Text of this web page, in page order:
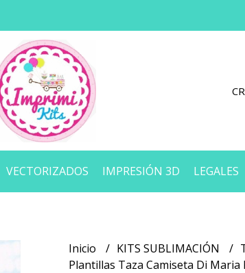
VECTORIZADOS IMPRESIÓN 3D LEGALES
Inicio KITS SUBLIMACIÓN
Plantillas Taza Camiseta Di Maria